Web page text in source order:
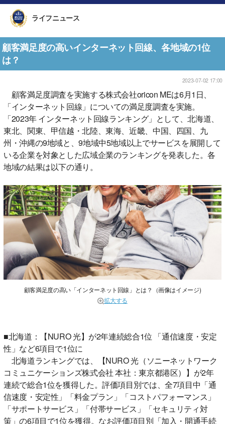
ライフニュース
顧客満足度の高いインターネット回線、各地域の1位
は？
2023-07-02 17:00
顧客満足度調査を実施する株式会社oricon MEは6月1日、
「インターネット回線」についての満足度調査を実施。
「2023年 インターネット回線ランキング」として、北海道、
東北、関東、甲信越・北陸、東海、近畿、中国、四国、九
州・沖縄の9地域と、9地域中5地域以上でサービスを展開して
いる企業を対象とした広域企業のランキングを発表した。各
地域の結果は以下の通り。
顧客満足度の高い「インターネット回線」とは？（画像はイメージ)
拡大する
■北海道：【NURO 光】が2年連続総合1位 「通信速度・安定
性」など6項目で1位に
北海道ランキングでは、【NURO 光（ソニーネットワーク
コミュニケーションズ株式会社 本社：東京都港区）】が2年
連続で総合1位を獲得した。評価項目別では、全7項目中「通
信速度・安定性」「料金プラン」「コストパフォーマンス」
「サポートサービス」「付帯サービス」「セキュリティ対
策」の6項目で1位を獲得。なお評価項目別「加入・開通手続